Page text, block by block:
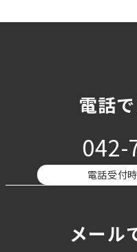
電話
042-
電話受付
メール